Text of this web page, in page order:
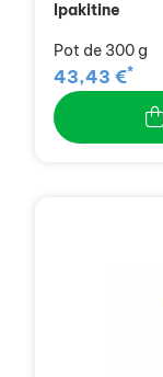
Ipakitine
Pot de 300 g
43,43 €*